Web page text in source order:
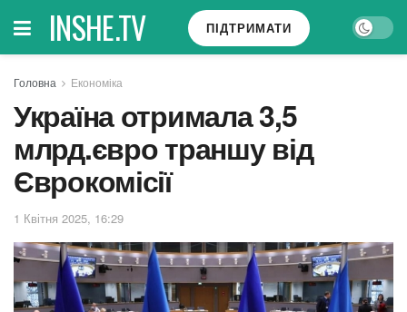
INSHE.TV ПІДТРИМАТИ
Головна Економіка
Україна отримала 3,5
млрд.євро траншу від
Єврокомісії
1 Квітня 2025, 16:29